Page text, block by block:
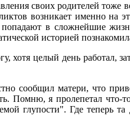
своих родителей тоже
возникает именно на
в сложнейшие
историей
целый день работал,
сообщил матери, что
Помню, я пролепетал что-
глупости". Где теперь